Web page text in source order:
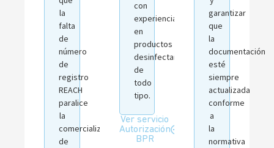
la
falta
de
número
de
registro
REACH
paralice
la
comercialización
de
con
experiencia
en
productos
desinfectantes
de
todo
tipo.
Ver servicio
Autorización
BPR
garantizar
que
la
documentación
esté
siempre
actualizada
conforme
a
la
normativa